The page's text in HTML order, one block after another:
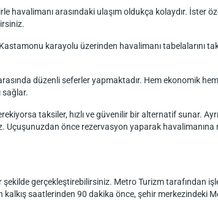
havalimanı arasındaki ulaşım oldukça kolaydır. İster
karayolu üzerinden havalimanı tabelalarını
düzenli seferler yapmaktadır. Hem ekonomik
sağlar.
taksiler, hızlı ve güvenilir bir alternatif sunar.
önce rezervasyon yaparak havalimanına
şekilde gerçekleştirebilirsiniz. Metro Turizm tarafından
kalkış saatlerinden 90 dakika önce, şehir merkezindeki